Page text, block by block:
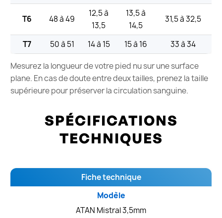
T6 48 à 49
12,5 à
13,5
13,5 à
14,5
31,5 à 32,5
T7 50 à 51 14 à 15 15 à 16 33 à 34
Mesurez la longueur de votre pied nu sur une surface
plane. En cas de doute entre deux tailles, prenez la taille
supérieure pour préserver la circulation sanguine.
SPÉCIFICATIONS
TECHNIQUES
Fiche technique
Modèle
ATAN Mistral 3,5mm